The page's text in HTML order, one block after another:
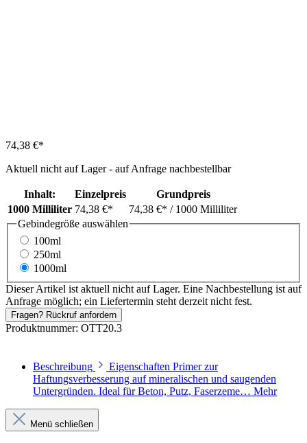
74,38 €*
Aktuell nicht auf Lager - auf Anfrage nachbestellbar
Inhalt: Einzelpreis
Grundpreis
1000 Milliliter 74,38 €* 74,38 €* / 1000 Milliliter
Gebindegröße auswählen
100ml
250ml
1000ml
Dieser Artikel ist aktuell nicht auf Lager. Eine Nachbestellung ist auf
Anfrage möglich; ein Liefertermin steht derzeit nicht fest.
Fragen? Rückruf anfordern
Produktnummer: OTT20.3
Beschreibung
Eigenschaften Primer zur
Haftungsverbesserung auf mineralischen und saugenden
Untergründen. Ideal für Beton, Putz, Faserzeme… Mehr
Menü schließen